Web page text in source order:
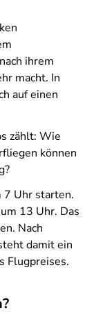
ihrem
macht. In
auf einen
zählt: Wie
können
7 Uhr starten.
13 Uhr. Das
Nach
damit ein
Flugpreises.